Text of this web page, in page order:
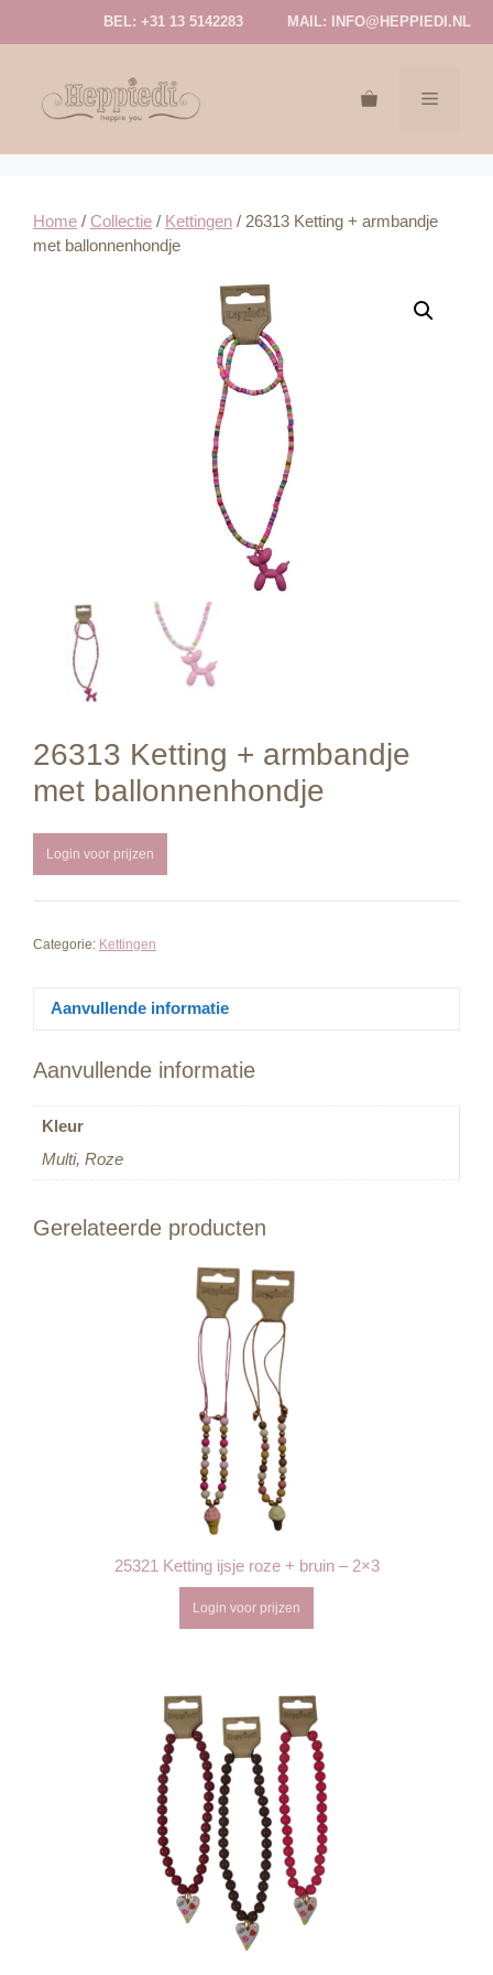
BEL: +31 13 5142283 MAIL: INFO@HEPPIEDI.NL
MENU
Home / Collectie / Kettingen / 26313 Ketting + armbandje
met ballonnenhondje
26313 Ketting + armbandje
met ballonnenhondje
Login voor prijzen
Categorie: Kettingen
Aanvullende informatie
Aanvullende informatie
Kleur
Multi, Roze
Gerelateerde producten
25321 Ketting ijsje roze + bruin – 2×3
Login voor prijzen